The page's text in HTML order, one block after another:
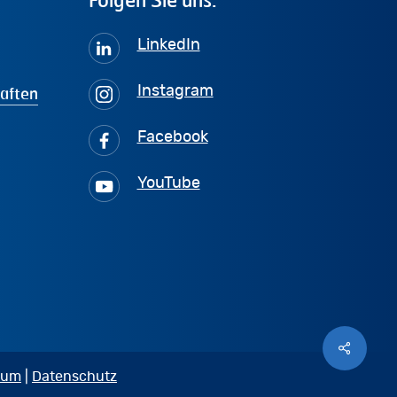
LinkedIn
Instagram
Facebook
YouTube
Datenschutz
Share